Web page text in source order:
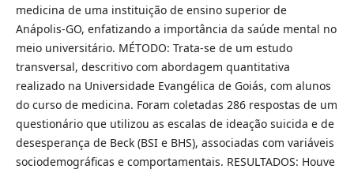
medicina de uma instituição de ensino superior de
Anápolis-GO, enfatizando a importância da saúde mental no
meio universitário. MÉTODO: Trata-se de um estudo
transversal, descritivo com abordagem quantitativa
realizado na Universidade Evangélica de Goiás, com alunos
do curso de medicina. Foram coletadas 286 respostas de um
questionário que utilizou as escalas de ideação suicida e de
desesperança de Beck (BSI e BHS), associadas com variáveis
sociodemográficas e comportamentais. RESULTADOS: Houve